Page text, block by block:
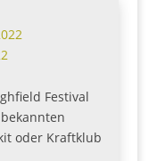
Festival
oder Kraftklub